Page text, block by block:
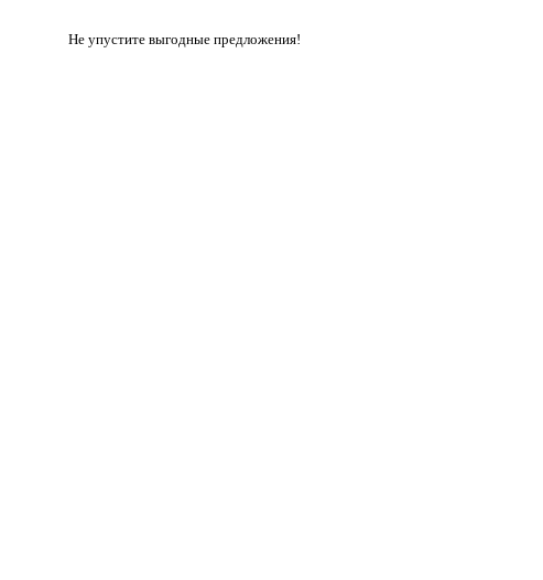
Не упустите выгодные предложения!